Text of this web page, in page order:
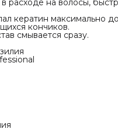
Нужно ли сделать
Да
Инструкция
Инструкция ББ
Вымыть волосы
расходе на волосы,
кератин максимально
кончиков.
смывается сразу.